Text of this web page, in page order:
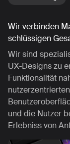
Wir verbinden
schlüssigen
Wir sind
UX-Designs zu
Funktionalität
und die Nutzer
Erlebniss von